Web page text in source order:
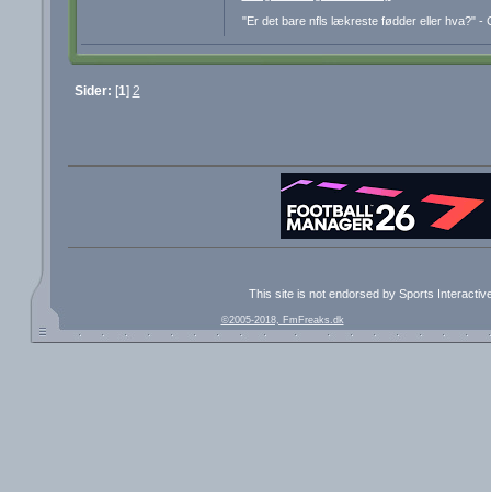
"Er det bare nfls lækreste fødder eller hva?" -
Sider: [1] 2
This site is not endorsed by Sports
©2005-2018, FmFreaks.dk